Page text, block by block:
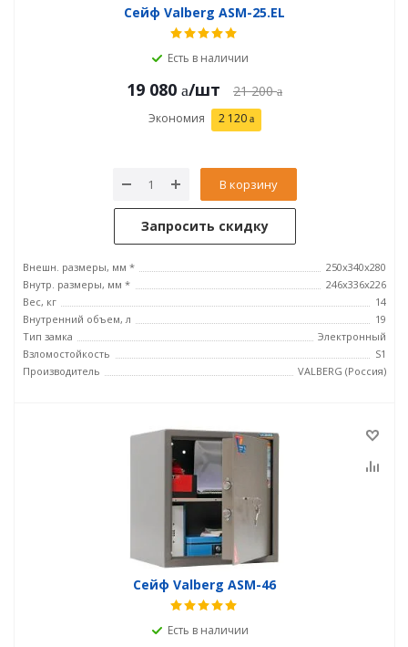
Сейф Valberg ASM-25.EL
Есть в наличии
19 080 /шт 21 200
Экономия 2 120
В корзину
Запросить скидку
Внешн. размеры, мм *
250x340x280
Внутр. размеры, мм *
246х336х226
Вес, кг
14
Внутренний объем, л
19
Тип замка
Электронный
Взломостойкость
S1
Производитель
VALBERG (Россия)
Сейф Valberg ASM-46
Есть в наличии